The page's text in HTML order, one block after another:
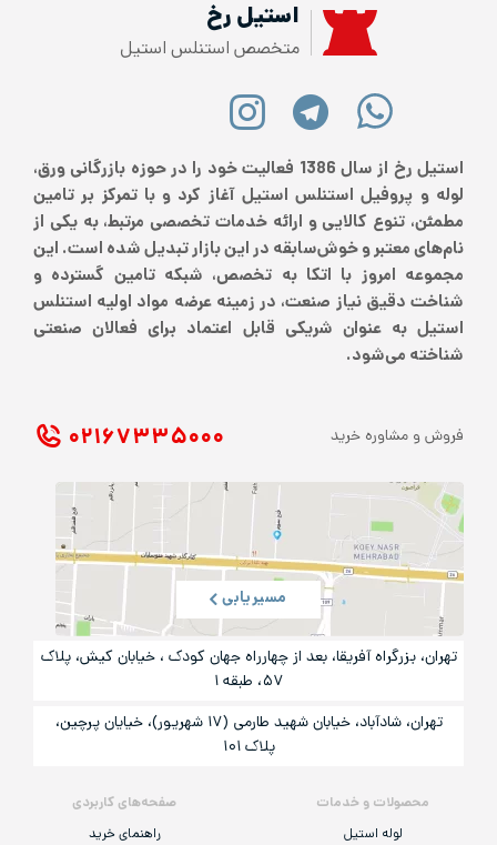
استیل رخ
متخصص استنلس استیل
استیل رخ از سال 1386 فعالیت خود را در حوزه بازرگانی ورق،
لوله و پروفیل استنلس استیل آغاز کرد و با تمرکز بر تامین
مطمئن، تنوع کالایی و ارائه خدمات تخصصی مرتبط، به یکی از
نام‌های معتبر و خوش‌سابقه در این بازار تبدیل شده است. این
مجموعه امروز با اتکا به تخصص، شبکه تامین گسترده و
شناخت دقیق نیاز صنعت، در زمینه عرضه مواد اولیه استنلس
استیل به عنوان شریکی قابل اعتماد برای فعالان صنعتی
شناخته می‌شود.
محصولات و خدمات
لوله استیل
صفحه‌های کاربردی
راهنمای خرید
فروش و مشاوره خرید ۰۲۱ ۶۷۳۳۵۰۰۰
مسیریابی
تهران، بزرگراه آفریقا، بعد از چهارراه جهان کودک ، خیابان کیش، پلاک
۵۷، طبقه ۱
تهران، شادآباد، خیابان شهید طارمی (۱۷ شهریور)، خیایان پرچین،
پلاک ۱۰۱